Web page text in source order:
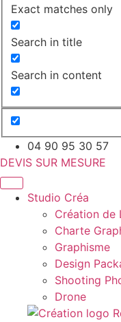
Exact matches only
Search in title
Search in content
04 90 95 30 57
DEVIS SUR MESURE
Studio Créa
Création de
Charte
Graphisme
Design
Shooting
Drone